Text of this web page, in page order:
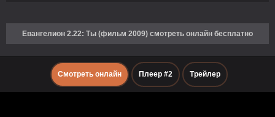
Евангелион 2.22: Ты (фильм 2009) смотреть онлайн бесплатно
Смотреть онлайн Плеер #2 Трейлер